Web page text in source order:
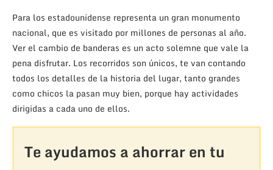
Para los estadounidense representa un gran monumento
nacional, que es visitado por millones de personas al año.
Ver el cambio de banderas es un acto solemne que vale la
pena disfrutar. Los recorridos son únicos, te van contando
todos los detalles de la historia del lugar, tanto grandes
como chicos la pasan muy bien, porque hay actividades
dirigidas a cada uno de ellos.
Te ayudamos a ahorrar en tu